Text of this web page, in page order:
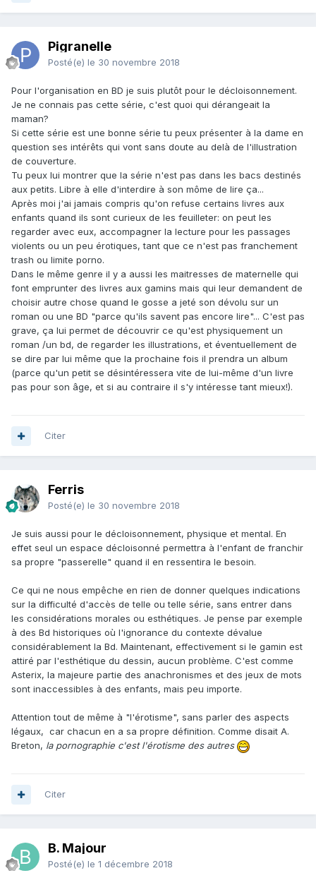
Pigranelle
Posté(e) le 30 novembre 2018
Pour l'organisation en BD je suis plutôt pour le décloisonnement.
Je ne connais pas cette série, c'est quoi qui dérangeait la
maman?
Si cette série est une bonne série tu peux présenter à la dame en
question ses intérêts qui vont sans doute au delà de l'illustration
de couverture.
Tu peux lui montrer que la série n'est pas dans les bacs destinés
aux petits. Libre à elle d'interdire à son môme de lire ça...
Après moi j'ai jamais compris qu'on refuse certains livres aux
enfants quand ils sont curieux de les feuilleter: on peut les
regarder avec eux, accompagner la lecture pour les passages
violents ou un peu érotiques, tant que ce n'est pas franchement
trash ou limite porno.
Dans le même genre il y a aussi les maitresses de maternelle qui
font emprunter des livres aux gamins mais qui leur demandent de
choisir autre chose quand le gosse a jeté son dévolu sur un
roman ou une BD "parce qu'ils savent pas encore lire"... C'est pas
grave, ça lui permet de découvrir ce qu'est physiquement un
roman /un bd, de regarder les illustrations, et éventuellement de
se dire par lui même que la prochaine fois il prendra un album
(parce qu'un petit se désintéressera vite de lui-même d'un livre
pas pour son âge, et si au contraire il s'y intéresse tant mieux!).
Citer
Ferris
Posté(e) le 30 novembre 2018
Je suis aussi pour le décloisonnement, physique et mental. En
effet seul un espace décloisonné permettra à l'enfant de franchir
sa propre "passerelle" quand il en ressentira le besoin.
Ce qui ne nous empêche en rien de donner quelques indications
sur la difficulté d'accès de telle ou telle série, sans entrer dans
les considérations morales ou esthétiques. Je pense par exemple
à des Bd historiques où l'ignorance du contexte dévalue
considérablement la Bd. Maintenant, effectivement si le gamin est
attiré par l'esthétique du dessin, aucun problème. C'est comme
Asterix, la majeure partie des anachronismes et des jeux de mots
sont inaccessibles à des enfants, mais peu importe.
Attention tout de même à "l'érotisme", sans parler des aspects
légaux, car chacun en a sa propre définition. Comme disait A.
Breton, la pornographie c'est l'érotisme des autres
Citer
B. Majour
Posté(e) le 1 décembre 2018